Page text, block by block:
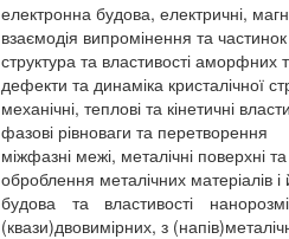
електронна будова, електричні,
взаємодія випромінення та
структура та властивості аморфних
дефекти та динаміка кристалічної
механічні, теплові та кінетичні
фазові рівноваги та перетворення
міжфазні межі, металічні поверхні
оброблення металічних матеріалів і
будова та властивості
(квази)двовимірних, з